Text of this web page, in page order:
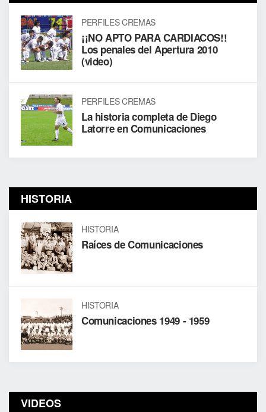
PERFILES CREMAS
¡¡NO APTO PARA CARDIACOS!!
Los penales del Apertura 2010
(video)
PERFILES CREMAS
La historia completa de Diego
Latorre en Comunicaciones
HISTORIA
HISTORIA
Raíces de Comunicaciones
HISTORIA
Comunicaciones 1949 - 1959
VIDEOS